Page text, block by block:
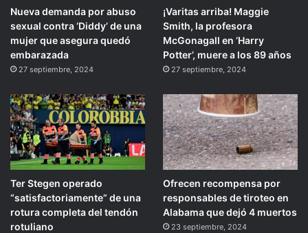
Nueva demanda por abuso
sexual contra ‘Diddy’ de una
mujer que asegura quedó
embarazada
27 septiembre, 2024
¡Varitas arriba! Maggie
Smith, la profesora
McGonagall en ‘Harry
Potter’, muere a los 89 años
27 septiembre, 2024
Ter Stegen operado
“satisfactoriamente” de una
rotura completa del tendón
rotuliano
Ofrecen recompensa por
responsables de tiroteo en
Alabama que dejó 4 muertos
23 septiembre, 2024